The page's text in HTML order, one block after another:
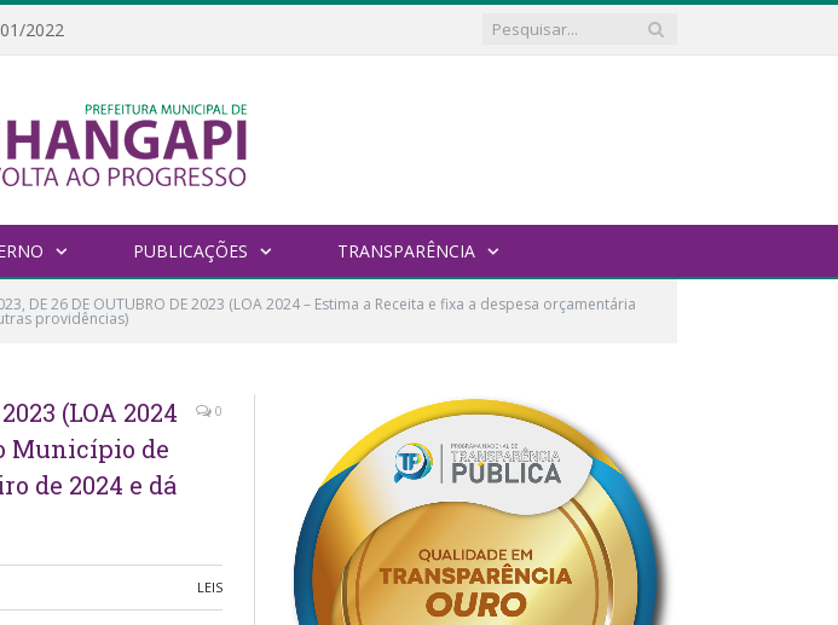
2022
PUBLICAÇÕES TRANSPARÊNCIA
DE 26 DE OUTUBRO DE 2023 (LOA 2024 – Estima a Receita e fixa a despesa orçamentária
providências)
(LOA 2024
Município de
de 2024 e dá
0
LEIS